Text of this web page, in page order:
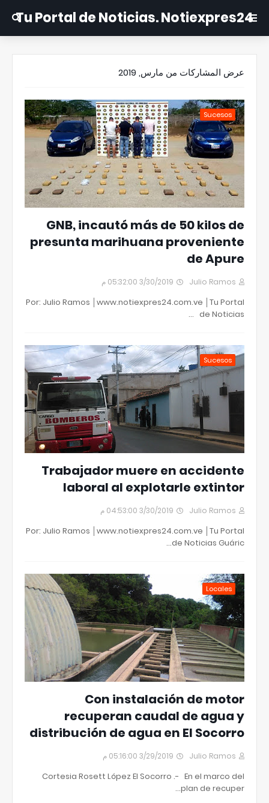
Tu Portal de Noticias. Notiexpres24
عرض المشاركات من مارس, 2019
Sucesos
GNB, incautó más de 50 kilos de
presunta marihuana proveniente
de Apure
Julio Ramos 3/30/2019 05:32:00 م
Por: Julio Ramos │www.notiexpres24.com.ve │Tu Portal
de Noticias …
Sucesos
Trabajador muere en accidente
laboral al explotarle extintor
Julio Ramos 3/30/2019 04:53:00 م
Por: Julio Ramos │www.notiexpres24.com.ve │Tu Portal
de Noticias Guáric…
Locales
Con instalación de motor
recuperan caudal de agua y
distribución de agua en El Socorro
Julio Ramos 3/29/2019 05:16:00 م
Cortesia Rosett López El Socorro .- En el marco del
plan de recuper…